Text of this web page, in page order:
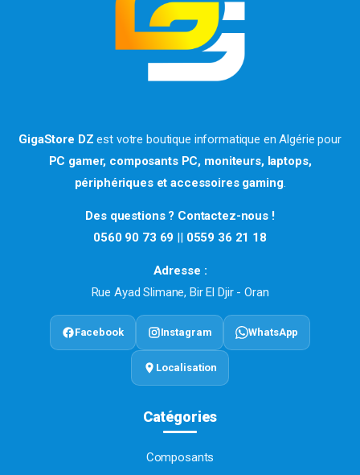
GigaStore DZ est votre boutique informatique en Algérie pour
PC gamer, composants PC, moniteurs, laptops,
périphériques et accessoires gaming.
Des questions ? Contactez-nous !
0560 90 73 69 || 0559 36 21 18
Adresse :
Rue Ayad Slimane, Bir El Djir - Oran
Facebook Instagram WhatsApp
Localisation
Catégories
Composants